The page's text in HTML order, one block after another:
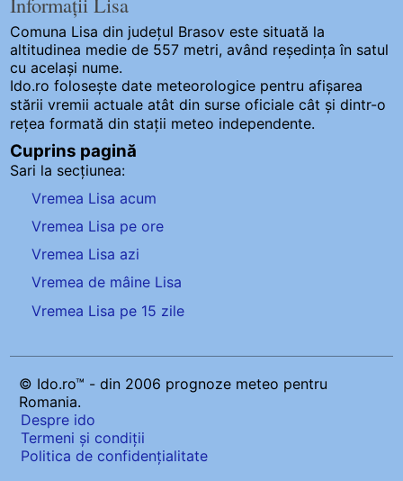
Comuna Lisa din județul Brasov este situată la
altitudinea medie de 557 metri, având reședința în satul
cu același nume.
Ido.ro folosește date meteorologice pentru afișarea
stării vremii actuale atât din surse oficiale cât și dintr-o
rețea formată din stații meteo independente.
Cuprins pagină
Sari la secțiunea:
Vremea Lisa acum
Vremea Lisa pe ore
Vremea Lisa azi
Vremea de mâine Lisa
Vremea Lisa pe 15 zile
© Ido.ro™ - din 2006 prognoze meteo pentru
Romania.
Despre ido
Termeni și condiții
Politica de confidențialitate